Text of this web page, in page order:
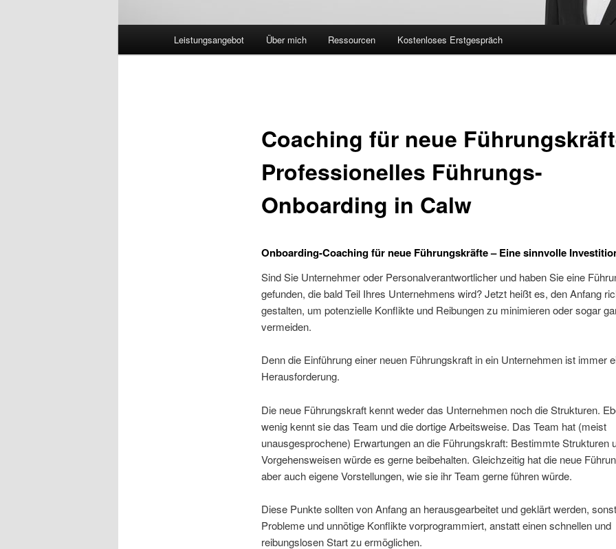
Leistungsangebot Über mich Ressourcen Kostenloses Erstgespräch
Coaching für neue
Professionelles Führungs-
Onboarding in Calw
Onboarding-Coaching für neue Führungskräfte – Eine sinnvolle
Sind Sie Unternehmer oder Personalverantwortlicher und haben Sie eine
gefunden, die bald Teil Ihres Unternehmens wird? Jetzt heißt es, den Anfang
gestalten, um potenzielle Konflikte und Reibungen zu minimieren oder sogar
vermeiden.
Denn die Einführung einer neuen Führungskraft in ein Unternehmen ist immer
Herausforderung.
Die neue Führungskraft kennt weder das Unternehmen noch die Strukturen.
wenig kennt sie das Team und die dortige Arbeitsweise. Das Team hat (meist
unausgesprochene) Erwartungen an die Führungskraft: Bestimmte Strukturen
Vorgehensweisen würde es gerne beibehalten. Gleichzeitig hat die neue
aber auch eigene Vorstellungen, wie sie ihr Team gerne führen würde.
Diese Punkte sollten von Anfang an herausgearbeitet und geklärt werden,
Probleme und unnötige Konflikte vorprogrammiert, anstatt einen schnellen und
reibungslosen Start zu ermöglichen.